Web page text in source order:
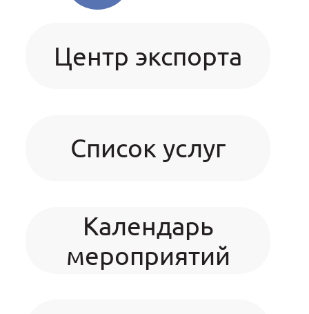
Центр экспорта
Список услуг
Календарь
мероприятий